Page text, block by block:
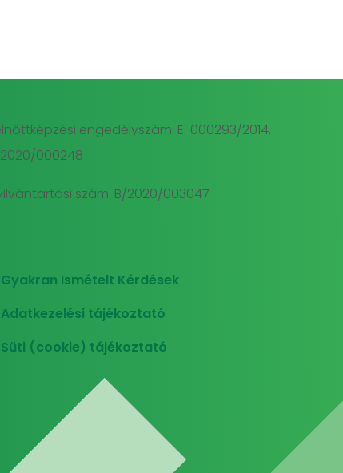
engedélyszám: E-000293/2014,
000248
szám: B/2020/003047
Gyakran Ismételt Kérdések
Adatkezelési tájékoztató
Süti (cookie) tájékoztató